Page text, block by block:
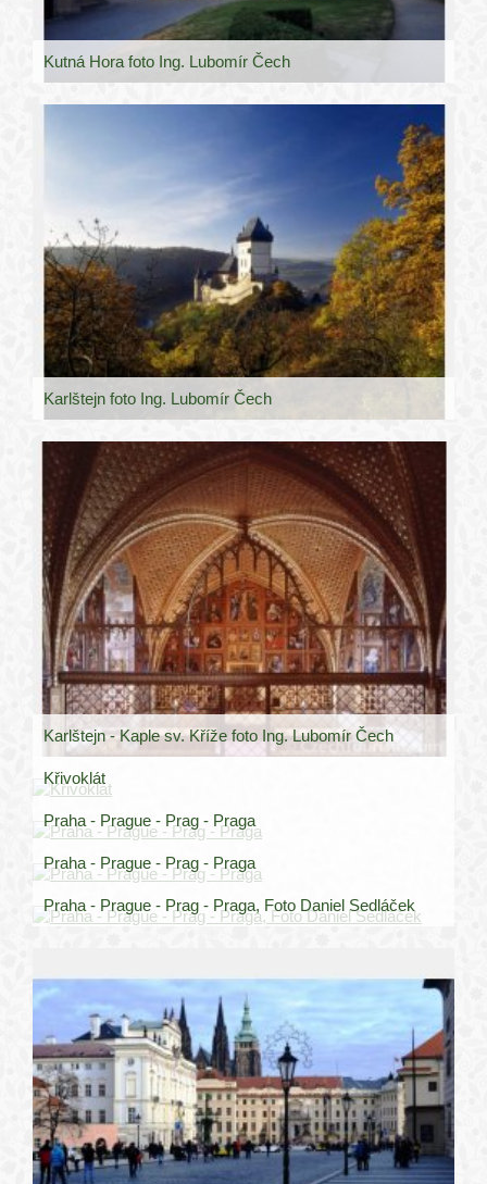
Kutná Hora foto Ing. Lubomír Čech
Karlštejn foto Ing. Lubomír Čech
Karlštejn - Kaple sv. Kříže foto Ing. Lubomír Čech
Křivoklát
Praha - Prague - Prag - Praga
Praha - Prague - Prag - Praga
Praha - Prague - Prag - Praga, Foto Daniel Sedláček